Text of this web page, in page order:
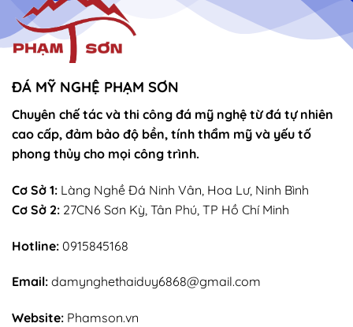
ĐÁ MỸ NGHỆ PHẠM SƠN
Chuyên chế tác và thi công đá mỹ nghệ từ đá tự nhiên
cao cấp, đảm bảo độ bền, tính thẩm mỹ và yếu tố
phong thủy cho mọi công trình.
Cơ Sở 1: Làng Nghề Đá Ninh Vân, Hoa Lư, Ninh Bình
Cơ Sở 2: 27CN6 Sơn Kỳ, Tân Phú, TP Hồ Chí Minh
Hotline: 0915845168
Email: damynghethaiduy6868@gmail.com
Website: Phamson.vn